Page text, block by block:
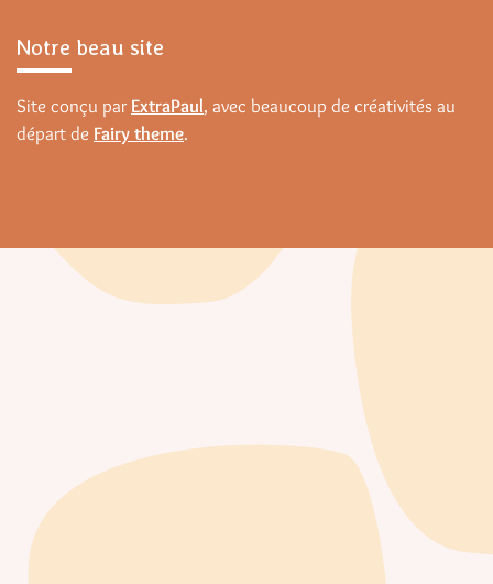
Notre beau site
Site conçu par ExtraPaul, avec beaucoup de créativités au
départ de Fairy theme.